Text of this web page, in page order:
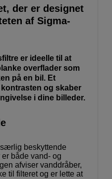
der er designet
af Sigma-
er ideelle til at
overflader som
på en bil. Et
og skaber
i dine billeder.
beskyttende
både vand- og
afviser vanddråber,
til filteret og er lette at